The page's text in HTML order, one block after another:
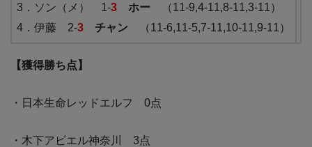
3．ソン（メ） 1-3 ホー
（11-9,4-11,8-11,3-11）
4．伊藤 2-3 チャン （11-6,11-5,7-11,10-11,9-11）
【獲得勝ち点】
・日本生命レッドエルフ 0点
・木下アビエル神奈川 3点